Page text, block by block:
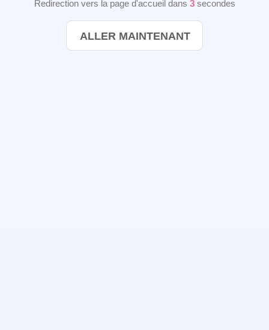
Redirection vers la page d'accueil dans 2secondes
ALLER MAINTENANT